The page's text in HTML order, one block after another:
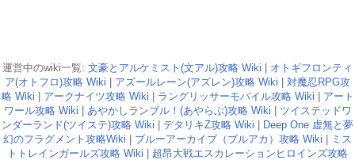
運営中のwiki一覧: 文豪とアルケミスト(文アル)攻略 Wiki | オトギフロンティ
ア(オトフロ)攻略 Wiki | アズールレーン(アズレン)攻略 Wiki | 対魔忍RPG攻
略 Wiki | アークナイツ攻略 Wiki | ラングリッサーモバイル攻略 Wiki | アート
ワール攻略 Wiki | あやかしランブル！(あやらぶ)攻略 Wiki | ツイステッドワ
ンダーランド(ツイステ)攻略 Wiki | デタリキZ攻略 Wiki | Deep One 虚無と夢
幻のフラグメント攻略Wiki | ブルーアーカイブ（ブルアカ）攻略 Wiki | ミス
トトレインガールズ攻略 Wiki | 超昂大戦エスカレーションヒロインズ攻略